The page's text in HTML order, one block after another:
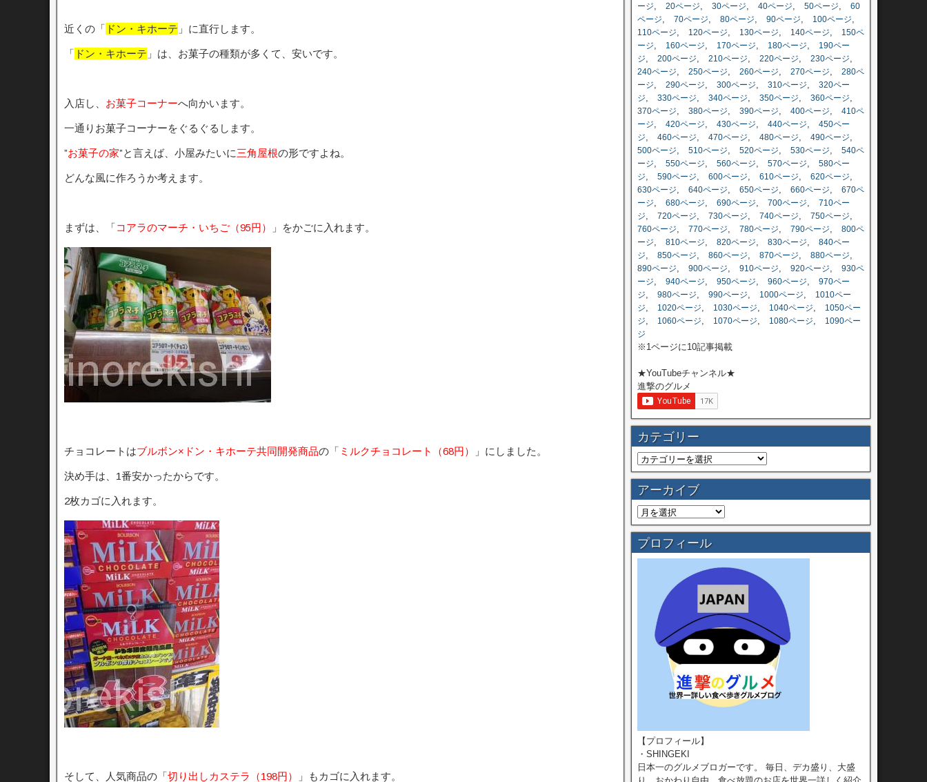
近くの「 ドン・キホーテ 」に直行します。
「 ドン・キホーテ 」は、お菓子の種類が多くて、安いです。
入店し、 お菓子コーナーへ向かいます。
一通りお菓子コーナーをぐるぐるします。
”お菓子の家”と言えば、小屋みたいに三角屋根の形ですよね。
どんな風に作ろうか考えます。
まずは、「コアラのマーチ・いちご（95円） 」をかごに入れます。
チョコレートはブルボン×ドン・キホーテ共同開発商品の「 ミルクチョコレート（68円） 」にしました。
決め手は、1番安かったからです。
2枚カゴに入れます。
そして、人気商品の「切り出しカステラ（198円） 」もカゴに入れます。
ージ, 20ページ, 30ページ, 40ページ, 50ページ, 60
ページ, 70ページ, 80ページ, 90ページ, 100ページ,
110ページ, 120ページ, 130ページ, 140ページ,
150ペ
ージ, 160ページ, 170ページ, 180ページ,
190ペー
ジ, 200ページ, 210ページ, 220ページ, 230ページ,
240ページ, 250ページ, 260ページ, 270ページ, 280ペ
ージ, 290ページ, 300ページ, 310ページ, 320ペー
ジ, 330ページ, 340ページ, 350ページ, 360ページ,
370ページ, 380ページ, 390ページ, 400ページ, 410ペ
ージ, 420ページ, 430ページ, 440ページ, 450ペー
ジ, 460ページ, 470ページ, 480ページ, 490ページ,
500ページ, 510ページ, 520ページ, 530ページ, 540ペ
ージ, 550ページ, 560ページ, 570ページ, 580ペー
ジ, 590ページ, 600ページ, 610ページ, 620ページ,
630ページ, 640ページ, 650ページ, 660ページ, 670ペ
ージ, 680ページ, 690ページ, 700ページ, 710ペー
ジ, 720ページ, 730ページ, 740ページ, 750ページ,
760ページ, 770ページ, 780ページ, 790ページ, 800ペ
ージ, 810ページ, 820ページ, 830ページ, 840ペー
ジ, 850ページ, 860ページ, 870ページ, 880ページ,
890ページ, 900ページ, 910ページ, 920ページ, 930ペ
ージ, 940ページ, 950ページ, 960ページ, 970ペー
ジ, 980ページ, 990ページ, 1000ページ,
1010ペー
ジ, 1020ページ, 1030ページ, 1040ページ,
1050ペー
ジ, 1060ページ, 1070ページ, 1080ページ,
1090ペー
ジ
※1ページに10記事掲載
★YouTubeチャンネル★
進撃のグルメ
カテゴリー
アーカイブ
プロフィール
【プロフィール】
・SHINGEKI
日本一のグルメブロガーです。 毎日、デカ盛り、大盛